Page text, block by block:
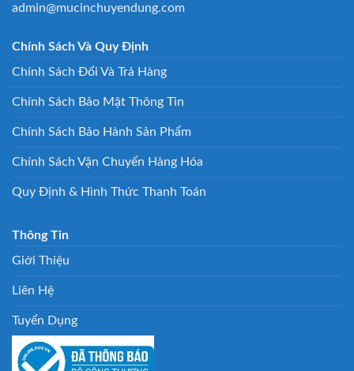
admin@mucinchuyendung.com
Chính Sách Và Quy Định
Chính Sách Đổi Và Trả Hàng
Chính Sách Bảo Mật Thông Tin
Chính Sách Bảo Hành Sản Phẩm
Chính Sách Vận Chuyển Hàng Hóa
Quy Định & Hình Thức Thanh Toán
Thông Tin
Giới Thiệu
Liên Hệ
Tuyển Dụng